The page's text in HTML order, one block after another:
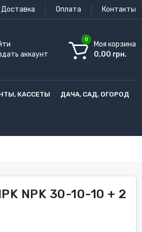
Доставка Оплата Контакты
аккаунт
0
Моя корзина
0,00 грн.
КАССЕТЫ ДАЧА, САД, ОГОРОД
NPK 30-10-10 + 2